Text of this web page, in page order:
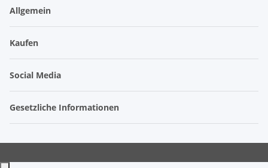
Allgemein
Kaufen
Social Media
Gesetzliche Informationen